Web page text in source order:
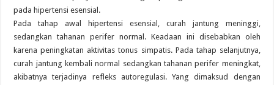
pada hipertensi esensial.
Pada tahap awal hipertensi esensial, curah jantung meninggi,
sedangkan tahanan perifer normal. Keadaan ini disebabkan oleh
karena peningkatan aktivitas tonus simpatis. Pada tahap selanjutnya,
curah jantung kembali normal sedangkan tahanan perifer meningkat,
akibatnya terjadinya refleks autoregulasi. Yang dimaksud dengan